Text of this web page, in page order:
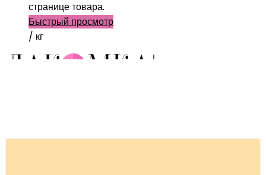
странице товара.
Быстрый просмотр
/ кг